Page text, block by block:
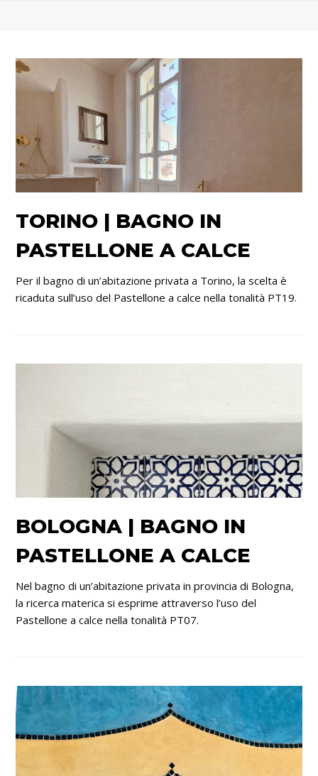
TORINO | BAGNO IN
PASTELLONE A CALCE
Per il bagno di un’abitazione privata a Torino, la scelta è
ricaduta sull’uso del Pastellone a calce nella tonalità PT19.
BOLOGNA | BAGNO IN
PASTELLONE A CALCE
Nel bagno di un’abitazione privata in provincia di Bologna,
la ricerca materica si esprime attraverso l’uso del
Pastellone a calce nella tonalità PT07.